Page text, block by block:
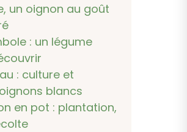
un oignon au goût
: un légume
: culture et
blancs
en pot : plantation,